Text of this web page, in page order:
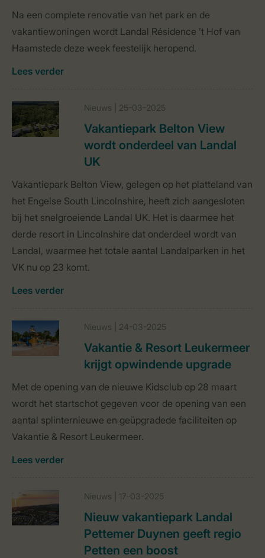
Na een complete renovatie van het park en de
vakantiewoningen wordt Landal Résidence ’t Hof van
Haamstede deze week feestelijk heropend.
Lees verder
Nieuws | 25-03-2025
Vakantiepark Belton View
wordt onderdeel van Landal
UK
Vakantiepark Belton View, gelegen op het platteland van
het Engelse South Lincolnshire, heeft zich aangesloten
bij het snelgroeiende Landal UK. Het is daarmee het
derde resort in Lincolnshire dat onderdeel wordt van
Landal, waarmee het totale aantal Landalparken in het
VK nu op 23 komt.
Lees verder
Nieuws | 24-03-2025
Vakantie & Resort Leukermeer
krijgt opwindende upgrade
Met de opening van de nieuwe Kidsclub op 28 maart
wordt het startschot gegeven voor de opening van een
aantal splinternieuwe en geüpgradede faciliteiten op
Vakantie & Resort Leukermeer.
Lees verder
Nieuws | 17-03-2025
Nieuw vakantiepark Landal
Pettemer Duynen geeft regio
Petten een boost